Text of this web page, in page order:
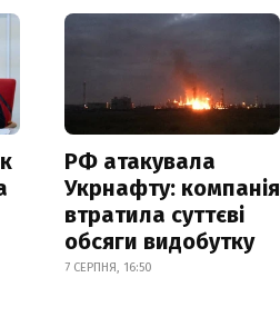
РФ атакувала
Укрнафту: компанія
втратила суттєві
обсяги видобутку
7 СЕРПНЯ, 16:50